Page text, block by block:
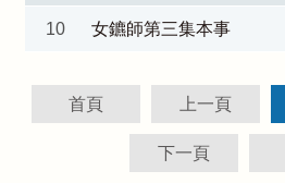
10 女鑣師第三集本事
首頁 上一頁
下一頁